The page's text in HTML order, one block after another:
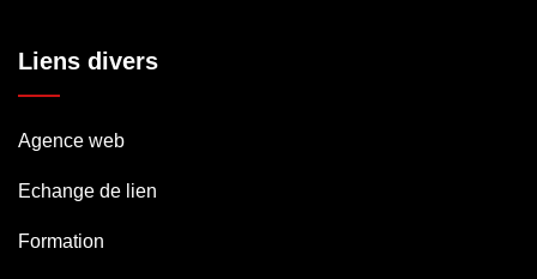
Liens divers
Agence web
Echange de lien
Formation